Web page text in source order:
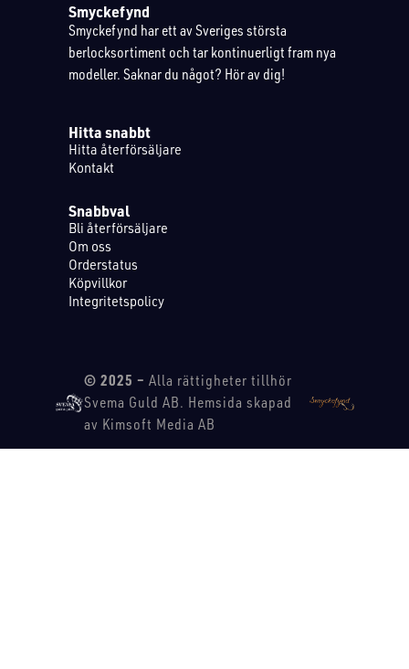
Smyckefynd
Smyckefynd har ett av Sveriges största
berlocksortiment och tar kontinuerligt fram nya
modeller. Saknar du något? Hör av dig!
Hitta snabbt
Hitta återförsäljare
Kontakt
Snabbval
Bli återförsäljare
Om oss
Orderstatus
Köpvillkor
Integritetspolicy
© 2025 – Alla rättigheter tillhör
Svema Guld AB. Hemsida skapad
av Kimsoft Media AB